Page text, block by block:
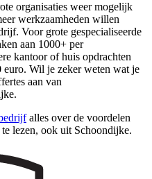
organisaties weer mogelijk
werkzaamheden willen
Voor grote gespecialiseerde
aan 1000+ per
kantoor of huis opdrachten
euro. Wil je zeker weten wat je
aan van
alles over de voordelen
lezen, ook uit Schoondijke.